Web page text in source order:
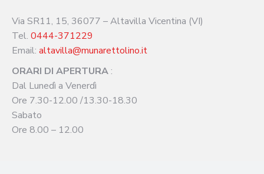
Via SR11, 15, 36077 – Altavilla Vicentina (VI)
Tel. 0444-371229
Email: altavilla@munarettolino.it
ORARI DI APERTURA:
Dal Lunedì a Venerdì
Ore 7.30-12.00 /13.30-18.30
Sabato
Ore 8.00 – 12.00